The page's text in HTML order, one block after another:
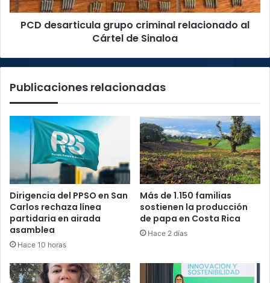
Sinaloa
PCD desarticula grupo criminal relacionado al
Cártel de Sinaloa
Publicaciones relacionadas
Dirigencia del PPSO en San
Carlos rechaza línea
partidaria en airada
asamblea
Hace 10 horas
Más de 1.150 familias
sostienen la producción
de papa en Costa Rica
Hace 2 días